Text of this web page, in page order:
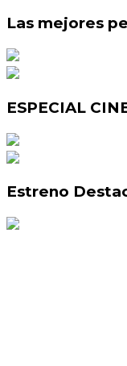
Las mejores
ESPECIAL
Estreno